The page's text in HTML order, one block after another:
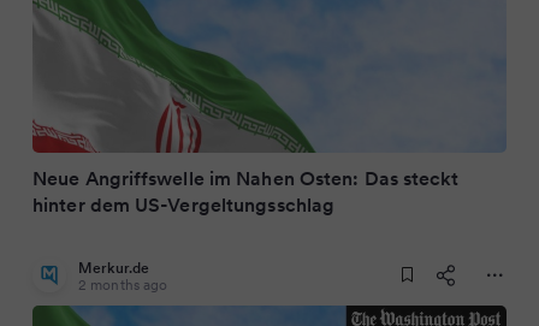
Neue Angriffswelle im Nahen Osten: Das steckt
hinter dem US-Vergeltungsschlag
Merkur.de
2 months ago